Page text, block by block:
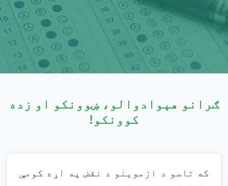
ګرانو هېوادوالو، ښوونکو او زده
کوونکو!
که تاسو د ازموینو د نقض په اړه کومې